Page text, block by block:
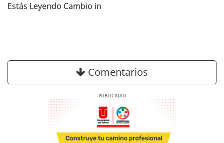
Estás Leyendo Cambio in
Comentarios